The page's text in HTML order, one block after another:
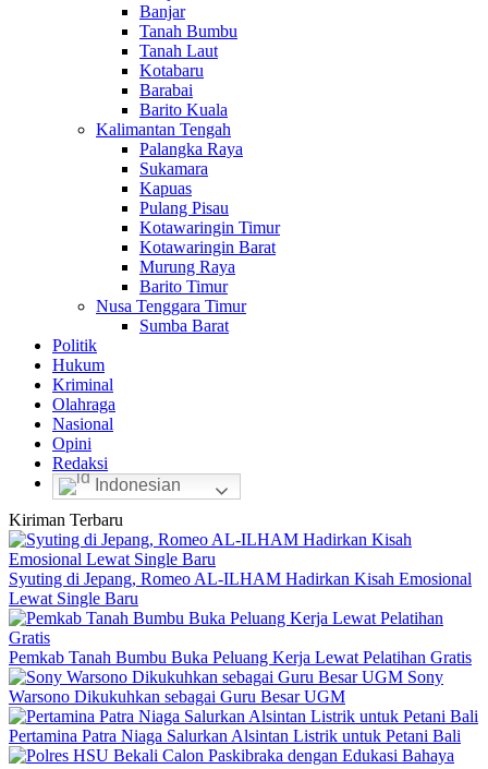
Banjar
Tanah Bumbu
Tanah Laut
Kotabaru
Barabai
Barito Kuala
Kalimantan Tengah
Palangka Raya
Sukamara
Kapuas
Pulang Pisau
Kotawaringin Timur
Kotawaringin Barat
Murung Raya
Barito Timur
Nusa Tenggara Timur
Sumba Barat
Politik
Hukum
Kriminal
Olahraga
Nasional
Opini
Redaksi
Indonesian
Kiriman Terbaru
Syuting di Jepang, Romeo AL-ILHAM Hadirkan Kisah Emosional
Lewat Single Baru
Pemkab Tanah Bumbu Buka Peluang Kerja Lewat Pelatihan Gratis
Sony
Warsono Dikukuhkan sebagai Guru Besar UGM
Pertamina Patra Niaga Salurkan Alsintan Listrik untuk Petani Bali